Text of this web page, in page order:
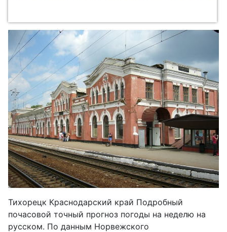
Тихорецк Краснодарский край Подробный
почасовой точный прогноз погоды на неделю на
русском. По данным Норвежского